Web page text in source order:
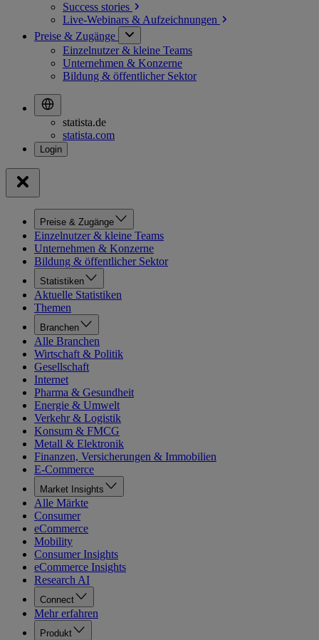
Success stories
Live-Webinars & Aufzeichnungen
Preise & Zugänge
Einzelnutzer & kleine Teams
Unternehmen & Konzerne
Bildung & öffentlicher Sektor
statista.de
statista.com
Preise & Zugänge
Einzelnutzer & kleine Teams
Unternehmen & Konzerne
Bildung & öffentlicher Sektor
Statistiken
Aktuelle Statistiken
Themen
Branchen
Alle Branchen
Wirtschaft & Politik
Gesellschaft
Internet
Pharma & Gesundheit
Energie & Umwelt
Verkehr & Logistik
Konsum & FMCG
Metall & Elektronik
Finanzen, Versicherungen & Immobilien
E-Commerce
Market Insights
Alle Märkte
Consumer
eCommerce
Mobility
Consumer Insights
eCommerce Insights
Research AI
Connect
Mehr erfahren
Produkt